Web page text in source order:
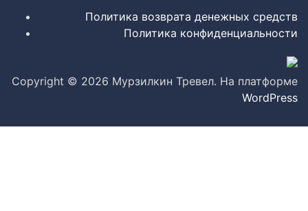
Политика возврата денежных средств
Политика конфиденциальности
Copyright © 2026 Мурзилкин Тревел. На платформе
WordPress